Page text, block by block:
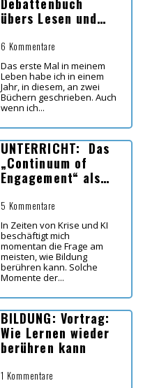
Debattenbuch
übers Lesen und
6 Kommentare
Das erste Mal in meinem
Leben habe ich in einem
Jahr, in diesem, an zwei
Büchern geschrieben. Auch
wenn ich...
UNTERRICHT: Das
„Continuum of
Engagement“ als
Engagement im
Klassenzimmer
5 Kommentare
In Zeiten von Krise und KI
beschäftigt mich
momentan die Frage am
meisten, wie Bildung
berühren kann. Solche
Momente der...
BILDUNG: Vortrag:
Wie Lernen wieder
berühren kann
1 Kommentare